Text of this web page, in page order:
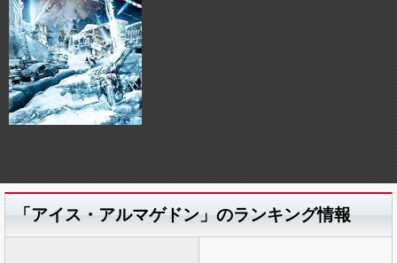
「アイス・アルマゲドン」のランキング情報